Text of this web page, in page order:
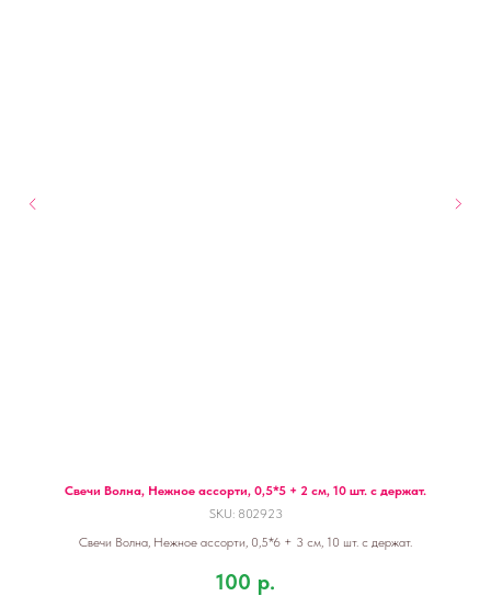
Свечи Волна, Нежное ассорти, 0,5*5 + 2 см, 10 шт. с держат.
SKU: 802923
Свечи Волна, Нежное ассорти, 0,5*6 + 3 см, 10 шт. с держат.
100 р.